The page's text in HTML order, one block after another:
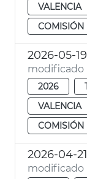
VALENCIA
COMISIÓN
2026-05-19
modificado
2026
VALENCIA
COMISIÓN
2026-04-21
modificado